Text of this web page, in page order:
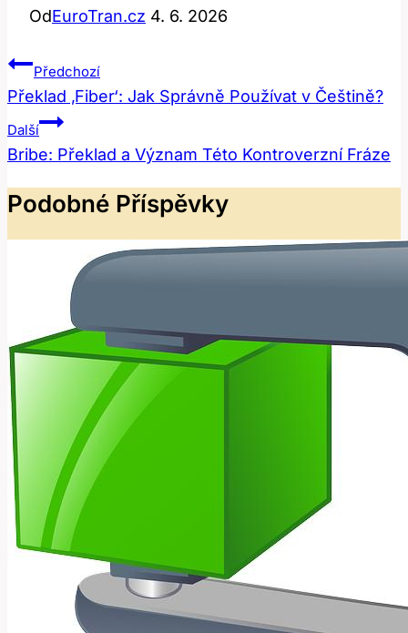
OdEuroTran.cz 4. 6. 2026
Navigace
Pro
Příspěvek
Předchozí
Překlad ‚Fiber‘: Jak Správně Používat v Češtině?
Další
Bribe: Překlad a Význam Této Kontroverzní Fráze
Podobné Příspěvky